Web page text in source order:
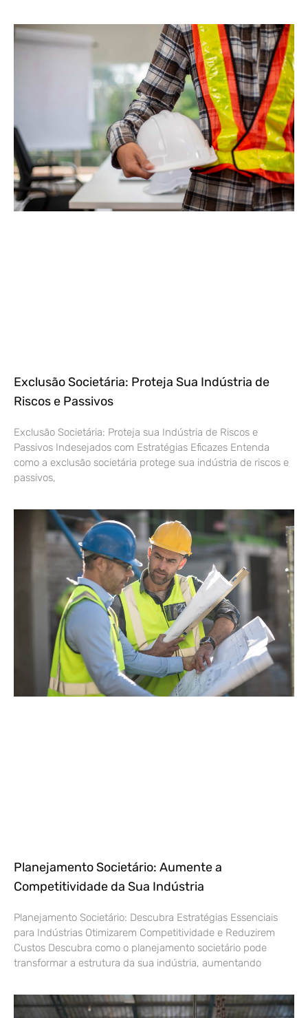
Exclusão Societária: Proteja Sua Indústria de
Riscos e Passivos
Exclusão Societária: Proteja sua Indústria de Riscos e
Passivos Indesejados com Estratégias Eficazes Entenda
como a exclusão societária protege sua indústria de riscos e
passivos,
Planejamento Societário: Aumente a
Competitividade da Sua Indústria
Planejamento Societário: Descubra Estratégias Essenciais
para Indústrias Otimizarem Competitividade e Reduzirem
Custos Descubra como o planejamento societário pode
transformar a estrutura da sua indústria, aumentando